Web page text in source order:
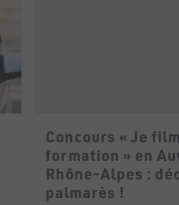
Concours « Je
formation » en
Rhône-Alpes :
palmarès !